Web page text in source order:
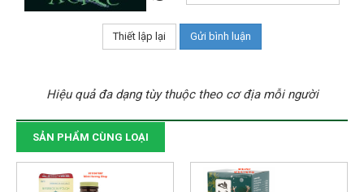
Hiệu quả đa dạng tùy thuộc theo cơ địa mỗi người
SẢN PHẨM CÙNG LOẠI